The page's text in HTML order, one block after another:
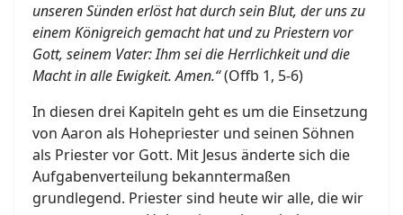
unseren Sünden erlöst hat durch sein Blut, der uns zu
einem Königreich gemacht hat und zu Priestern vor
Gott, seinem Vater: Ihm sei die Herrlichkeit und die
Macht in alle Ewigkeit. Amen.“(Offb 1, 5-6)
In diesen drei Kapiteln geht es um die Einsetzung
von Aaron als Hohepriester und seinen Söhnen
als Priester vor Gott. Mit Jesus änderte sich die
Aufgabenverteilung bekanntermaßen
grundlegend. Priester sind heute wir alle, die wir